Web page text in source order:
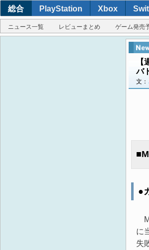
総合 PlayStation Xbox
ニュース一覧 レビューまとめ ゲーム発売
バ
文：
●
に
失